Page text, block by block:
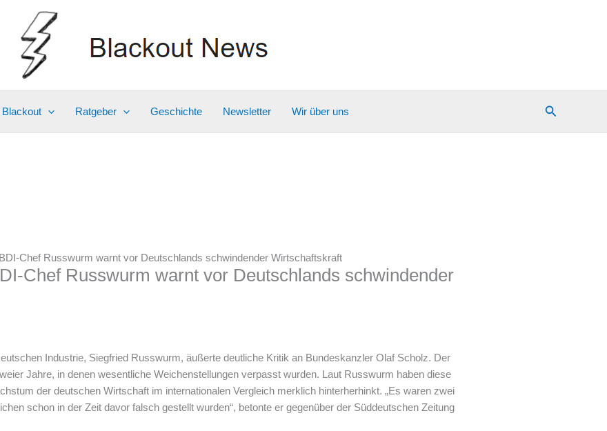
Blackout Ratgeber Geschichte Newsletter Wir über uns Suchen
Chef Russwurm warnt vor Deutschlands schwindender Wirtschaftskraft
Chef Russwurm warnt vor Deutschlands schwindender
Industrie, Siegfried Russwurm, äußerte deutliche Kritik an Bundeskanzler Olaf Scholz. Der
Jahre, in denen wesentliche Weichenstellungen verpasst wurden. Laut Russwurm haben diese
der deutschen Wirtschaft im internationalen Vergleich merklich hinterherhinkt. „Es waren zwei
schon in der Zeit davor falsch gestellt wurden“, betonte er gegenüber der Süddeutschen Zeitung